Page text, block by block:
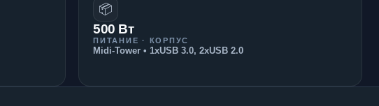
📦
500 Вт
ПИТАНИЕ · КОРПУС
Midi-Tower • 1xUSB 3.0, 2xUSB 2.0